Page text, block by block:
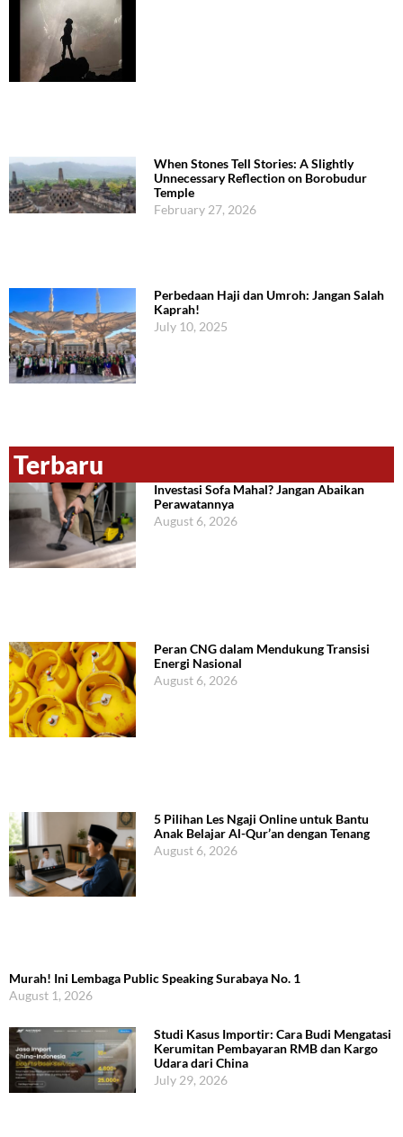
When Stones Tell Stories: A Slightly
Unnecessary Reflection on Borobudur
Temple
February 27, 2026
Perbedaan Haji dan Umroh: Jangan Salah
Kaprah!
July 10, 2025
Terbaru
Investasi Sofa Mahal? Jangan Abaikan
Perawatannya
August 6, 2026
Peran CNG dalam Mendukung Transisi
Energi Nasional
August 6, 2026
5 Pilihan Les Ngaji Online untuk Bantu
Anak Belajar Al-Qur’an dengan Tenang
August 6, 2026
Murah! Ini Lembaga Public Speaking Surabaya No. 1
August 1, 2026
Studi Kasus Importir: Cara Budi Mengatasi
Kerumitan Pembayaran RMB dan Kargo
Udara dari China
July 29, 2026